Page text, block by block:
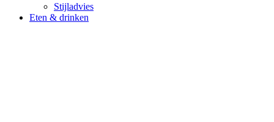
Stijladvies
Eten & drinken